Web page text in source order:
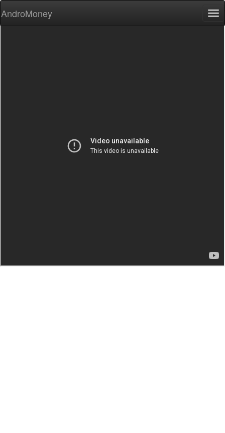
AndroMoney